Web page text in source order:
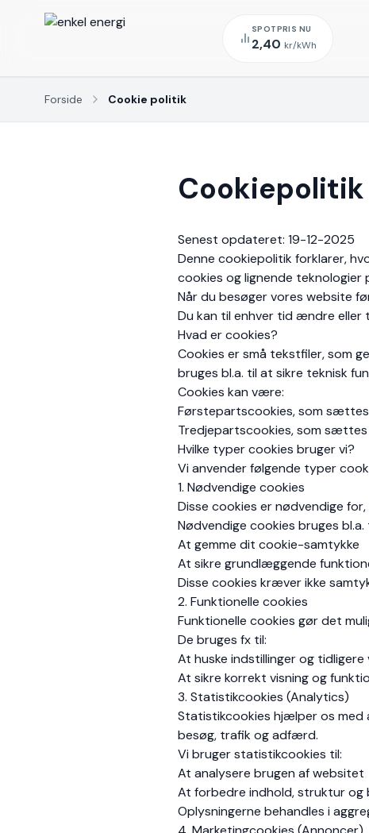
SPOTPRIS NU
2,40 kr/kWh
Forside Cookie politik
Cookiepolitik
Senest opdateret: 19-12-2025
Denne cookiepolitik forklarer,
cookies og lignende teknologier
Når du besøger vores website
Du kan til enhver tid ændre
Hvad er cookies?
Cookies er små tekstfiler, som
bruges bl.a. til at sikre teknisk
Cookies kan være:
Førstepartscookies, som
Tredjepartscookies, som
Hvilke typer cookies bruger vi?
Vi anvender følgende typer
1. Nødvendige cookies
Disse cookies er nødvendige
Nødvendige cookies bruges bl.a.
At gemme dit cookie-samtykke
At sikre grundlæggende
Disse cookies kræver ikke
2. Funktionelle cookies
Funktionelle cookies gør det
De bruges fx til:
At huske indstillinger og tidligere
At sikre korrekt visning og
3. Statistikcookies (Analytics)
Statistikcookies hjælper os med
besøg, trafik og adfærd.
Vi bruger statistikcookies til:
At analysere brugen af websitet
At forbedre indhold, struktur og
Oplysningerne behandles i